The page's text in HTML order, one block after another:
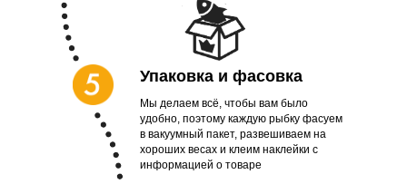
Мы делаем всё, чтобы вам было
удобно, поэтому каждую рыбку фасуем
в вакуумный пакет, развешиваем на
хороших весах и клеим наклейки с
информацией о товаре
Упаковка и фасовка